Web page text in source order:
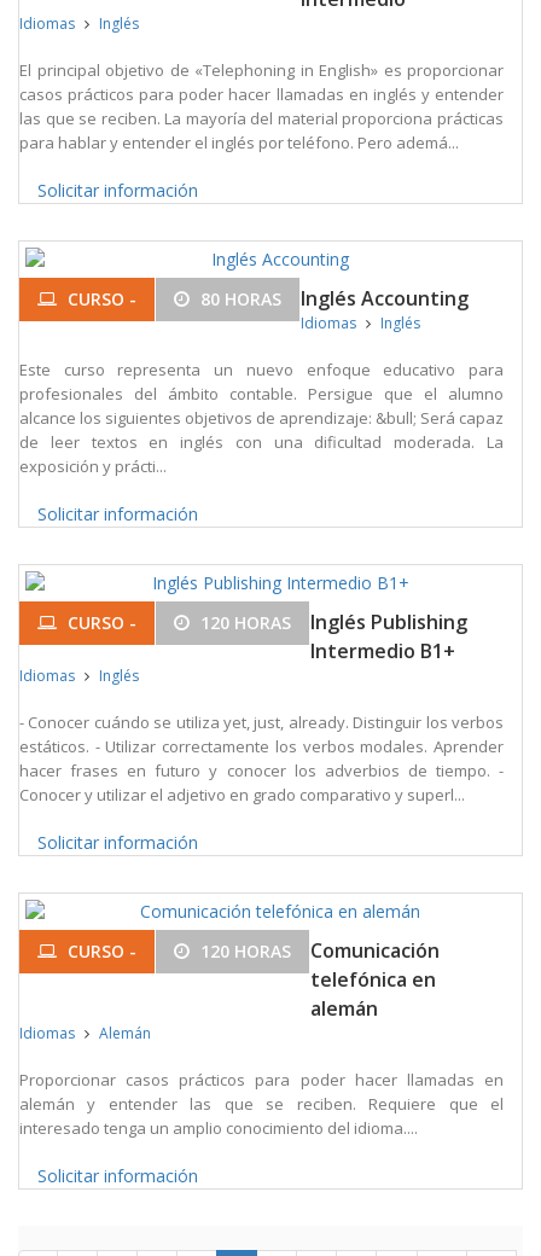
Idiomas Inglés
El principal objetivo de «Telephoning in English» es proporcionar
casos prácticos para poder hacer llamadas en inglés y entender
las que se reciben. La mayoría del material proporciona prácticas
para hablar y entender el inglés por teléfono. Pero ademá...
Solicitar información
CURSO - 80 HORAS Inglés Accounting
Idiomas Inglés
Este curso representa un nuevo enfoque educativo para
profesionales del ámbito contable. Persigue que el alumno
alcance los siguientes objetivos de aprendizaje: &bull; Será capaz
de leer textos en inglés con una dificultad moderada. La
exposición y prácti...
Solicitar información
CURSO - 120 HORAS
Inglés Publishing
Intermedio B1+
Idiomas Inglés
- Conocer cuándo se utiliza yet, just, already. Distinguir los verbos
estáticos. - Utilizar correctamente los verbos modales. Aprender
hacer frases en futuro y conocer los adverbios de tiempo. -
Conocer y utilizar el adjetivo en grado comparativo y superl...
Solicitar información
CURSO - 120 HORAS
Comunicación
telefónica en
alemán
Idiomas Alemán
Proporcionar casos prácticos para poder hacer llamadas en
alemán y entender las que se reciben. Requiere que el
interesado tenga un amplio conocimiento del idioma....
Solicitar información